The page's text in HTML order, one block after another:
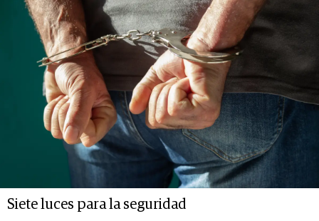
Siete luces para la seguridad